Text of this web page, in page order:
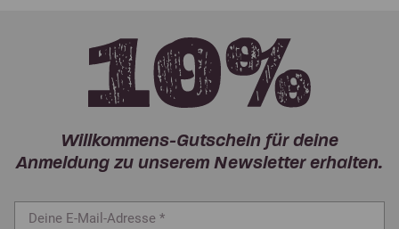
Willkommens-Gutschein für deine
Anmeldung zu unserem Newsletter erhalten.